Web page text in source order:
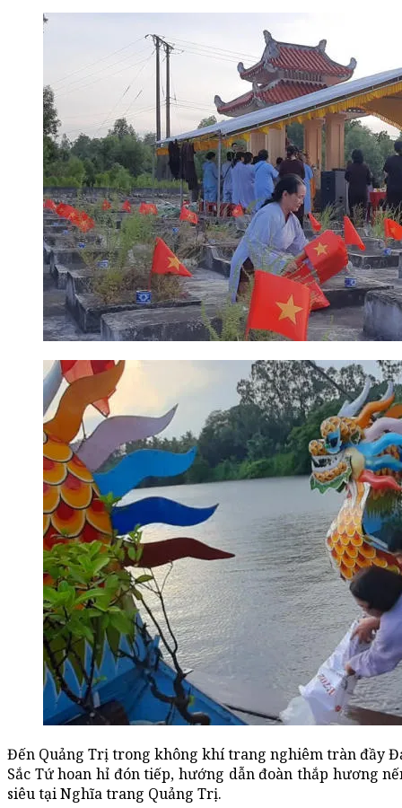
Đến Quảng Trị trong không khí trang nghiêm tràn đầy
Sắc Tứ hoan hỉ đón tiếp, hướng dẫn đoàn thắp hương
siêu tại Nghĩa trang Quảng Trị.